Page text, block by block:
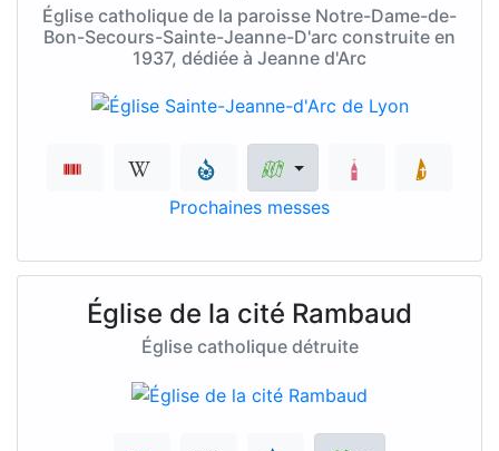
Église catholique de la paroisse Notre-Dame-de-
Bon-Secours-Sainte-Jeanne-D'arc construite en
1937, dédiée à Jeanne d'Arc
Prochaines messes
Église de la cité Rambaud
Église catholique détruite